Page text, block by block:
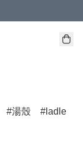
方式 )
品及傢俬）
湯殼 ladle